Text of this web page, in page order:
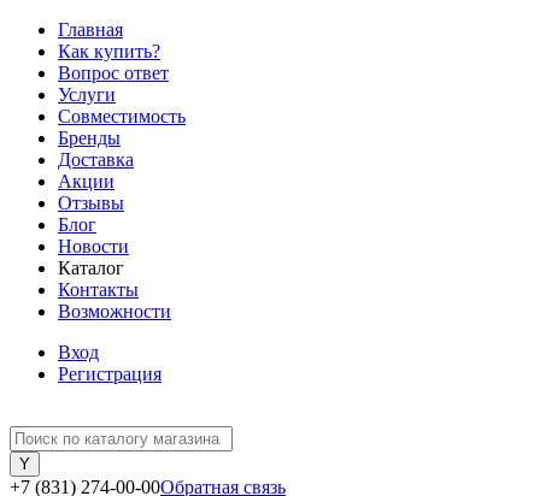
Главная
Как купить?
Вопрос ответ
Услуги
Совместимость
Бренды
Доставка
Акции
Отзывы
Блог
Новости
Каталог
Контакты
Возможности
Вход
Регистрация
+7 (831) 274-00-00Обратная связь